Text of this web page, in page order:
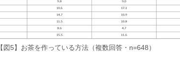
【図5】お茶を作っている方法（複数回答・n=648）